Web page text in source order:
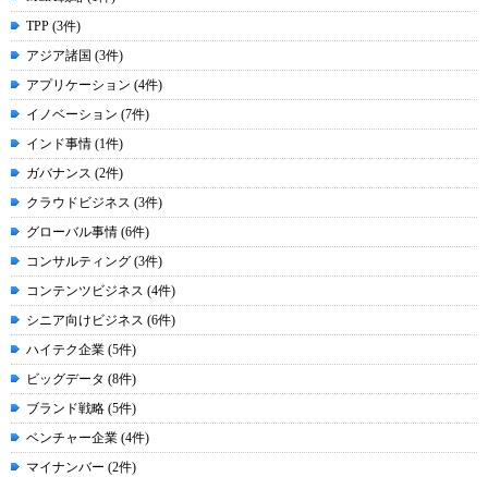
TPP (3件)
アジア諸国 (3件)
アプリケーション (4件)
イノベーション (7件)
インド事情 (1件)
ガバナンス (2件)
クラウドビジネス (3件)
グローバル事情 (6件)
コンサルティング (3件)
コンテンツビジネス (4件)
シニア向けビジネス (6件)
ハイテク企業 (5件)
ビッグデータ (8件)
ブランド戦略 (5件)
ベンチャー企業 (4件)
マイナンバー (2件)